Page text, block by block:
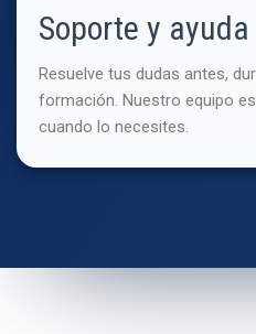
Soporte y ayuda
Resuelve tus dudas antes,
formación. Nuestro equipo
cuando lo necesites.